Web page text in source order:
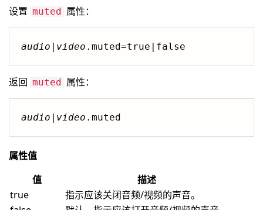
设置 muted 属性：
audio | video
返回 muted 属性：
audio | video
属性值
值
描述
true
指示应该关闭音频/视频的声音。